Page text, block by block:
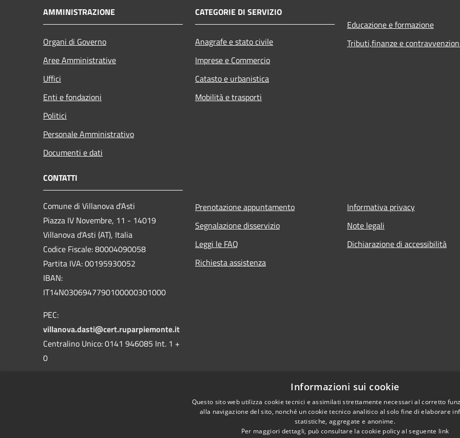
AMMINISTRAZIONE
Organi di Governo
Aree Amministrative
Uffici
Enti e fondazioni
Politici
Personale Amministrativo
Documenti e dati
CATEGORIE DI SERVIZIO
Anagrafe e stato civile
Imprese e Commercio
Catasto e urbanistica
Mobilità e trasporti
Educazione e formazione
Tributi,finanze e
CONTATTI
Comune di Villanova d'Asti
Piazza IV Novembre, 11 - 14019
Villanova d'Asti (AT), Italia
Codice Fiscale: 80004090058
Partita IVA: 00195930052
IBAN:
IT14N0306947790100000301000
PEC:
villanova.dasti@cert.ruparpiemonte.it
Centralino Unico: 0141 946085 Int. 1 +
0
Prenotazione appuntamento
Segnalazione disservizio
Leggi le FAQ
Richiesta assistenza
Informativa privacy
Note legali
Dichiarazione di accessibilità
Mappa del sito
Informazioni sui cookie
Questo sito web utilizza cookie tecnici e assimilati strettamente necessari al corretto
alla navigazione del sito, nonché un cookie tecnico analitico al solo fine di elaborare
statistiche, aggregate e anonime.
Per maggiori dettagli, può consultare la cookie policy al seguente link